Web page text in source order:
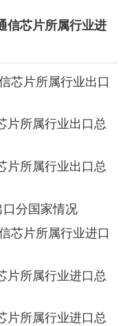
芯片所属行业进
芯片所属行业出口
所属行业出口总
所属行业出口总
分国家情况
芯片所属行业进口
所属行业进口总
所属行业进口总